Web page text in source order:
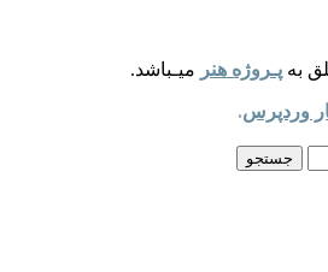
به پـروژه هنر میـباشد.
وردپرس.
جستجو